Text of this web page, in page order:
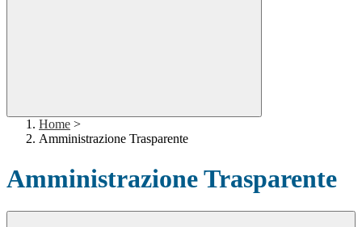
Home >
Amministrazione Trasparente
Amministrazione Trasparente